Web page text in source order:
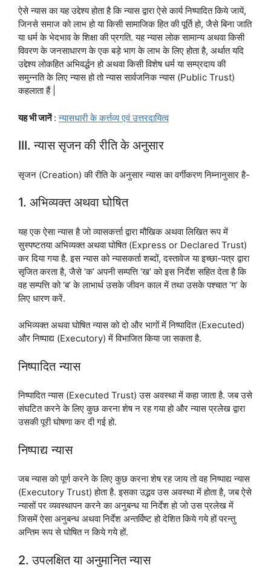
ऐसे न्यास का यह उद्देश्य होता है कि न्यास द्वारा ऐसे कार्य निष्पादित किये जायें,
जिनसे समाज को लाभ हो या किसी सामाजिक हित की पूर्ति हो, जैसे बिना जाति
या धर्म के भेदभाव के शिक्षा की प्रगति. यह न्यास लोक सामान्य अथवा किसी
विवरण के जनसाधारण के एक बड़े भाग के लाभ के लिए होता है, अर्थात यदि
उद्देश्य लोकहित अभिवर्द्धन हो अथवा किसी विशेष धर्म या सम्प्रदाय की
समुन्नति के लिए न्यास हो तो न्यास सार्वजनिक न्यास (Public Trust)
कहलाता हैं |
यह भी जानें:न्यासधारी के कर्त्तव्य एवं उत्तरदायित्व
III. न्यास सृजन की रीति के अनुसार
सृजन (Creation) की रीति के अनुसार न्यास का वर्गीकरण निम्नानुसार है-
1. अभिव्यक्त अथवा घोषित
यह एक ऐसा न्यास है जो व्यासकर्त्ता द्वारा मौखिक अथवा लिखित रूप में
सुस्पष्टतया अभिव्यक्त अथवा घोषित (Express or Declared Trust)
कर दिया गया है. इस न्यास को न्यासकर्ता शब्दों, दस्तावेज या इच्छा-पत्र द्वारा
सृजित करता है, जैसे ‘क’ अपनी सम्पत्ति ‘ख’ को इस निर्देश सहित देता है कि
वह सम्पत्ति को ‘ब’ के लाभार्थ उसके जीवन काल में तथा उसके पश्चात ‘ग’ के
लिए धारण करें.
अभिव्यक्त अथवा घोषित न्यास को दो और भागों में निष्पादित (Executed)
और निष्पाद्य (Executory) में विभाजित किया जा सकता है.
निष्पादित न्यास
निष्पादित न्यास (Executed Trust) उस अवस्था में कहा जाता है. जब उसे
संघटित करने के लिए कुछ करना शेष न रह गया हो और न्यास प्रलेख द्वारा
उसकी पूरी घोषणा कर दी गई हो.
निष्पाद्य न्यास
जब न्यास को पूर्ण करने के लिए कुछ करना शेष रह जाय तो वह निष्पाद्य न्यास
(Executory Trust) होता है. इसका उद्भव उस अवस्था में होता है, जब ऐसे
न्यासों पर व्यवस्थापन करने का अनुबन्ध या निर्देश हो जो उस प्रलेख में
जिसमें ऐसा अनुबन्ध अथवा निर्देश अन्तर्विष्ट हो देशित किये गये हों परन्तु
अन्तिम रूप से घोषित न किये गये हों.
2. उपलक्षित या अनुमानित न्यास